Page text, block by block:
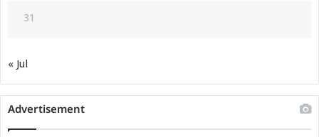
31
« Jul
Advertisement